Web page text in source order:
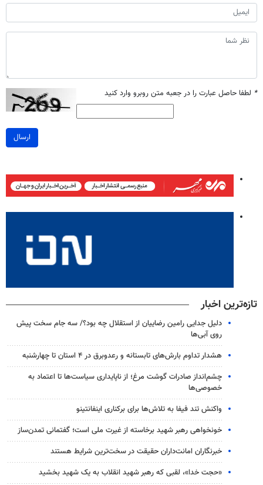
* لطفا حاصل عبارت را در جعبه متن روبرو وارد کنید
ارسال
تازه‌ترین اخبار
دلیل جدایی رامین رضاییان از استقلال چه بود؟/ سه جام سخت پیش
روی آبی‌ها
هشدار تداوم بارش‌های تابستانه و رعدوبرق در ۴ استان تا چهارشنبه
چشم‌انداز صادرات گوشت مرغ؛ از ناپایداری سیاست‌ها تا اعتماد به
خصوصی‌ها
واکنش تند فیفا به تلاش‌ها برای برکناری اینفانتینو
خونخواهی رهبر شهید برخاسته از غیرت ملی است؛ گفتمانی تمدن‌ساز
خبرنگاران امانت‌داران حقیقت در سخت‌ترین شرایط هستند
«حجت خدا»، لقبی که رهبر شهید انقلاب به یک شهید بخشید